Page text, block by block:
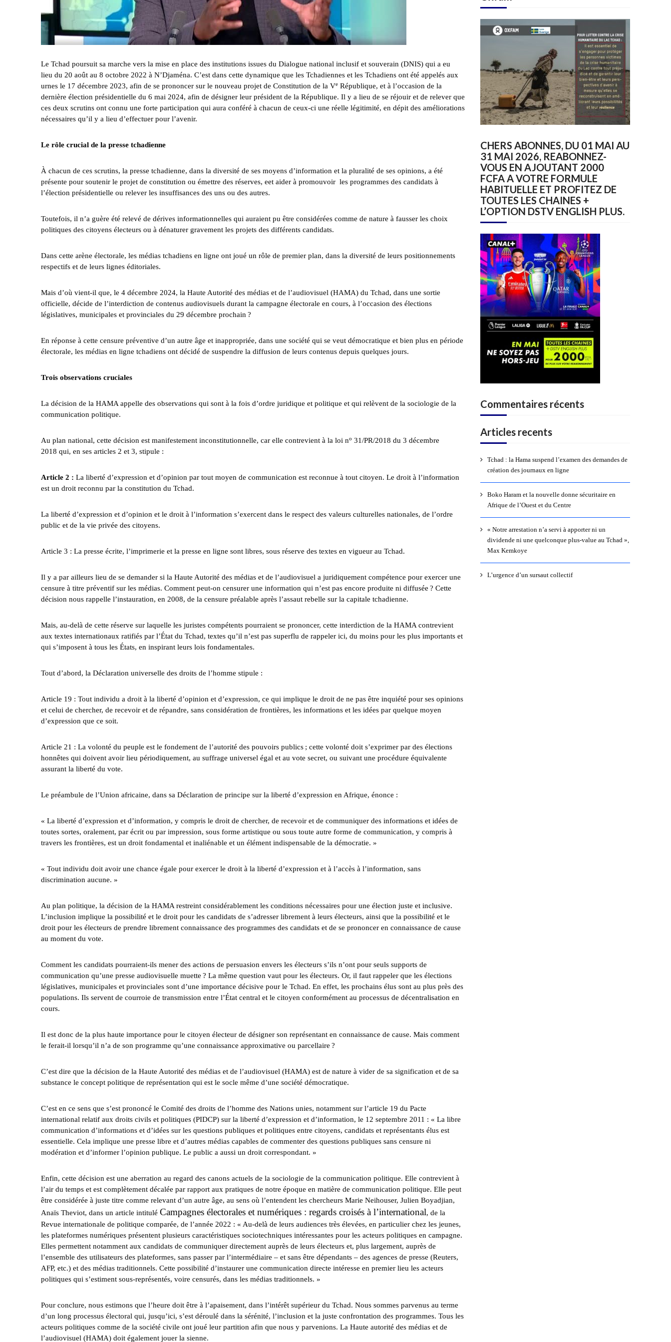
Le Tchad poursuit sa marche vers la mise en place des institutions issues du Dialogue national inclusif et souverain (DNIS) qui a eu
lieu du 20 août au 8 octobre 2022 à N’Djaména. C’est dans cette dynamique que les Tchadiennes et les Tchadiens ont été appelés aux
urnes le 17 décembre 2023, afin de se prononcer sur le nouveau projet de Constitution de la Ve République, et à l’occasion de la
dernière élection présidentielle du 6 mai 2024, afin de désigner leur président de la République. Il y a lieu de se réjouir et de relever que
ces deux scrutins ont connu une forte participation qui aura conféré à chacun de ceux-ci une réelle légitimité, en dépit des améliorations
nécessaires qu’il y a lieu d’effectuer pour l’avenir.
Le rôle crucial de la presse tchadienne
À chacun de ces scrutins, la presse tchadienne, dans la diversité de ses moyens d’information et la pluralité de ses opinions, a été
présente pour soutenir le projet de constitution ou émettre des réserves, eet aider à promouvoir les programmes des candidats à
l’élection présidentielle ou relever les insuffisances des uns ou des autres.
Toutefois, il n’a guère été relevé de dérives informationnelles qui auraient pu être considérées comme de nature à fausser les choix
politiques des citoyens électeurs ou à dénaturer gravement les projets des différents candidats.
Dans cette arène électorale, les médias tchadiens en ligne ont joué un rôle de premier plan, dans la diversité de leurs positionnements
respectifs et de leurs lignes éditoriales.
Mais d’où vient-il que, le 4 décembre 2024, la Haute Autorité des médias et de l’audiovisuel (HAMA) du Tchad, dans une sortie
officielle, décide de l’interdiction de contenus audiovisuels durant la campagne électorale en cours, à l’occasion des élections
législatives, municipales et provinciales du 29 décembre prochain ?
En réponse à cette censure préventive d’un autre âge et inappropriée, dans une société qui se veut démocratique et bien plus en période
électorale, les médias en ligne tchadiens ont décidé de suspendre la diffusion de leurs contenus depuis quelques jours.
Trois observations cruciales
La décision de la HAMA appelle des observations qui sont à la fois d’ordre juridique et politique et qui relèvent de la sociologie de la
communication politique.
Au plan national, cette décision est manifestement inconstitutionnelle, car elle contrevient à la loi no 31/PR/2018 du 3 décembre
2018 qui, en ses articles 2 et 3, stipule :
Article 2 : La liberté d’expression et d’opinion par tout moyen de communication est reconnue à tout citoyen. Le droit à l’information
est un droit reconnu par la constitution du Tchad.
La liberté d’expression et d’opinion et le droit à l’information s’exercent dans le respect des valeurs culturelles nationales, de l’ordre
public et de la vie privée des citoyens.
Article 3 : La presse écrite, l’imprimerie et la presse en ligne sont libres, sous réserve des textes en vigueur au Tchad.
Il y a par ailleurs lieu de se demander si la Haute Autorité des médias et de l’audiovisuel a juridiquement compétence pour exercer une
censure à titre préventif sur les médias. Comment peut-on censurer une information qui n’est pas encore produite ni diffusée ? Cette
décision nous rappelle l’instauration, en 2008, de la censure préalable après l’assaut rebelle sur la capitale tchadienne.
Mais, au-delà de cette réserve sur laquelle les juristes compétents pourraient se prononcer, cette interdiction de la HAMA contrevient
aux textes internationaux ratifiés par l’État du Tchad, textes qu’il n’est pas superflu de rappeler ici, du moins pour les plus importants et
qui s’imposent à tous les États, en inspirant leurs lois fondamentales.
Tout d’abord, la Déclaration universelle des droits de l’homme stipule :
Article 19 : Tout individu a droit à la liberté d’opinion et d’expression, ce qui implique le droit de ne pas être inquiété pour ses opinions
et celui de chercher, de recevoir et de répandre, sans considération de frontières, les informations et les idées par quelque moyen
d’expression que ce soit.
Article 21 : La volonté du peuple est le fondement de l’autorité des pouvoirs publics ; cette volonté doit s’exprimer par des élections
honnêtes qui doivent avoir lieu périodiquement, au suffrage universel égal et au vote secret, ou suivant une procédure équivalente
assurant la liberté du vote.
Le préambule de l’Union africaine, dans sa Déclaration de principe sur la liberté d’expression en Afrique, énonce :
« La liberté d’expression et d’information, y compris le droit de chercher, de recevoir et de communiquer des informations et idées de
toutes sortes, oralement, par écrit ou par impression, sous forme artistique ou sous toute autre forme de communication, y compris à
travers les frontières, est un droit fondamental et inaliénable et un élément indispensable de la démocratie. »
« Tout individu doit avoir une chance égale pour exercer le droit à la liberté d’expression et à l’accès à l’information, sans
discrimination aucune. »
Au plan politique, la décision de la HAMA restreint considérablement les conditions nécessaires pour une élection juste et inclusive.
L’inclusion implique la possibilité et le droit pour les candidats de s’adresser librement à leurs électeurs, ainsi que la possibilité et le
droit pour les électeurs de prendre librement connaissance des programmes des candidats et de se prononcer en connaissance de cause
au moment du vote.
Comment les candidats pourraient-ils mener des actions de persuasion envers les électeurs s’ils n’ont pour seuls supports de
communication qu’une presse audiovisuelle muette ? La même question vaut pour les électeurs. Or, il faut rappeler que les élections
législatives, municipales et provinciales sont d’une importance décisive pour le Tchad. En effet, les prochains élus sont au plus près des
populations. Ils servent de courroie de transmission entre l’État central et le citoyen conformément au processus de décentralisation en
cours.
Il est donc de la plus haute importance pour le citoyen électeur de désigner son représentant en connaissance de cause. Mais comment
le ferait-il lorsqu’il n’a de son programme qu’une connaissance approximative ou parcellaire ?
C’est dire que la décision de la Haute Autorité des médias et de l’audiovisuel (HAMA) est de nature à vider de sa signification et de sa
substance le concept politique de représentation qui est le socle même d’une société démocratique.
C’est en ce sens que s’est prononcé le Comité des droits de l’homme des Nations unies, notamment sur l’article 19 du Pacte
international relatif aux droits civils et politiques (PIDCP) sur la liberté d’expression et d’information, le 12 septembre 2011 : « La libre
communication d’informations et d’idées sur les questions publiques et politiques entre citoyens, candidats et représentants élus est
essentielle. Cela implique une presse libre et d’autres médias capables de commenter des questions publiques sans censure ni
modération et d’informer l’opinion publique. Le public a aussi un droit correspondant. »
Enfin, cette décision est une aberration au regard des canons actuels de la sociologie de la communication politique. Elle contrevient à
l’air du temps et est complètement décalée par rapport aux pratiques de notre époque en matière de communication politique. Elle peut
être considérée à juste titre comme relevant d’un autre âge, au sens où l’entendent les chercheurs Marie Neihouser, Julien Boyadjian,
Anaïs Theviot, dans un article intitulé Campagnes électorales et numériques : regards croisés à l’international, de la
Revue internationale de politique comparée, de l’année 2022 : « Au-delà de leurs audiences très élevées, en particulier chez les jeunes,
les plateformes numériques présentent plusieurs caractéristiques sociotechniques intéressantes pour les acteurs politiques en campagne.
Elles permettent notamment aux candidats de communiquer directement auprès de leurs électeurs et, plus largement, auprès de
l’ensemble des utilisateurs des plateformes, sans passer par l’intermédiaire – et sans être dépendants – des agences de presse (Reuters,
AFP, etc.) et des médias traditionnels. Cette possibilité d’instaurer une communication directe intéresse en premier lieu les acteurs
politiques qui s’estiment sous-représentés, voire censurés, dans les médias traditionnels. »
Pour conclure, nous estimons que l’heure doit être à l’apaisement, dans l’intérêt supérieur du Tchad. Nous sommes parvenus au terme
d’un long processus électoral qui, jusqu’ici, s’est déroulé dans la sérénité, l’inclusion et la juste confrontation des programmes. Tous les
acteurs politiques comme de la société civile ont joué leur partition afin que nous y parvenions. La Haute autorité des médias et de
l’audiovisuel (HAMA) doit également jouer la sienne.
CHERS ABONNES, DU 01 MAI AU
31 MAI 2026, REABONNEZ-
VOUS EN AJOUTANT 2000
FCFA A VOTRE FORMULE
HABITUELLE ET PROFITEZ DE
TOUTES LES CHAINES +
L’OPTION DSTV ENGLISH PLUS.
Commentaires récents
Articles recents
Tchad : la Hama suspend l’examen des demandes de
création des journaux en ligne
Boko Haram et la nouvelle donne sécuritaire en
Afrique de l’Ouest et du Centre
« Notre arrestation n’a servi à apporter ni un
dividende ni une quelconque plus-value au Tchad »,
Max Kemkoye
L’urgence d’un sursaut collectif